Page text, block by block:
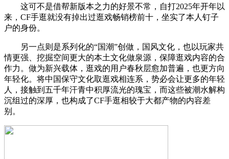
这可不是借帮新版本之力的好景不常，自打2025年开年以
来，CF手逛就没有掉出过逛戏畅销榜前十，坐实了本人钉子
户的身份。
另一点则是系列化的“国潮”创做，国风文化，也以玩家共
情更强、挖掘空间更大的本土文化做泉源，保障逛戏内容的合
作力。做为新兴载体，逛戏的用户春秋层愈加普遍，也更方向
年轻化。将中国保守文化取逛戏相连系，势必会让更多的年轻
人，接触到五千年汗青中积厚流光的瑰宝，而这些被潮水解构
沉组过的深厚，也构成了CF手逛相较于大都产物的内容差
别。